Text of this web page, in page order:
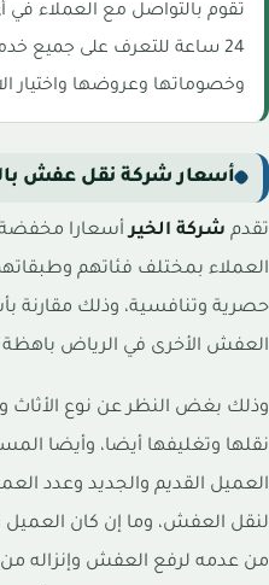
تقوم بالتواصل مع العملاء في
24 ساعة للتعرف على جميع
وخصوماتها وعروضها واختيار
أسعار شركة نقل عفش
تقدم شركة الخيرأسعارا مخفضة
العملاء بمختلف فئاتهم
حصرية وتنافسية، وذلك مقارنة
العفش الأخرى في الرياض باهظة
وذلك بغض النظر عن نوع الأثاث
نقلها وتغليفها أيضا، وأيضا
العميل القديم والجديد وعدد
لنقل العفش، وما إن كان العميل
من عدمه لرفع العفش وإنزاله من